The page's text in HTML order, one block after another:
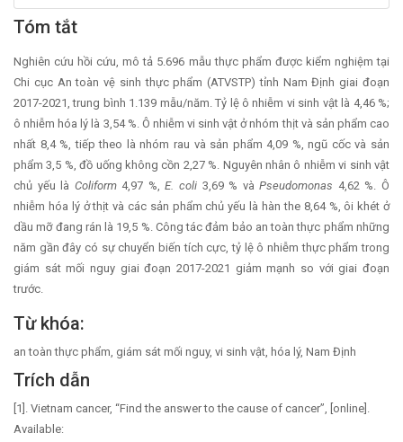
Main Article Content
Tóm tắt
Nghiên cứu hồi cứu, mô tả 5.696 mẫu thực phẩm được kiểm nghiệm tại
Chi cục An toàn vệ sinh thực phẩm (ATVSTP) tỉnh Nam Định giai đoạn
2017-2021, trung bình 1.139 mẫu/năm. Tỷ lệ ô nhiễm vi sinh vật là 4,46 %;
ô nhiễm hóa lý là 3,54 %. Ô nhiễm vi sinh vật ở nhóm thịt và sản phẩm cao
nhất 8,4 %, tiếp theo là nhóm rau và sản phẩm 4,09 %, ngũ cốc và sản
phẩm 3,5 %, đồ uống không cồn 2,27 %. Nguyên nhân ô nhiễm vi sinh vật
chủ yếu là Coliform4,97 %,E. coli 3,69 % vàPseudomonas 4,62 %. Ô
nhiễm hóa lý ở thịt và các sản phẩm chủ yếu là hàn the 8,64 %, ôi khét ở
dầu mỡ đang rán là 19,5 %. Công tác đảm bảo an toàn thực phẩm những
năm gần đây có sự chuyển biến tích cực, tỷ lệ ô nhiễm thực phẩm trong
giám sát mối nguy giai đoạn 2017-2021 giảm mạnh so với giai đoạn
trước.
Từ khóa:
an toàn thực phẩm, giám sát mối nguy, vi sinh vật, hóa lý, Nam Định
Trích dẫn
[1]. Vietnam cancer, “Find the answer to the cause of cancer”, [online].
Available: